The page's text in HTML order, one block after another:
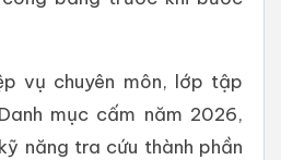
vụ chuyên môn, lớp tập
mục cấm năm 2026,
năng tra cứu thành phần